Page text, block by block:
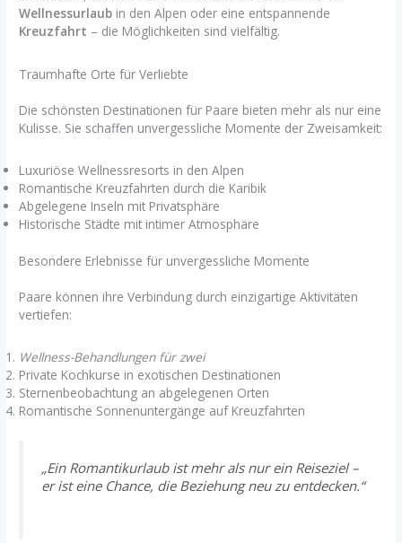
Wellnessurlaub in den Alpen oder eine entspannende
Kreuzfahrt – die Möglichkeiten sind vielfältig.
Traumhafte Orte für Verliebte
Die schönsten Destinationen für Paare bieten mehr als nur eine
Kulisse. Sie schaffen unvergessliche Momente der Zweisamkeit:
Luxuriöse Wellnessresorts in den Alpen
Romantische Kreuzfahrten durch die Karibik
Abgelegene Inseln mit Privatsphäre
Historische Städte mit intimer Atmosphäre
Besondere Erlebnisse für unvergessliche Momente
Paare können ihre Verbindung durch einzigartige Aktivitäten
vertiefen:
Wellness-Behandlungen für zwei
Private Kochkurse in exotischen Destinationen
Sternenbeobachtung an abgelegenen Orten
Romantische Sonnenuntergänge auf Kreuzfahrten
„Ein Romantikurlaub ist mehr als nur ein Reiseziel –
er ist eine Chance, die Beziehung neu zu entdecken.“